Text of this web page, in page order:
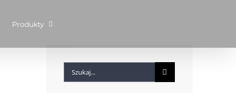
Produkty
Szukaj